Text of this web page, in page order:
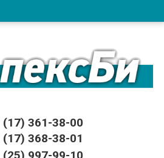
(17) 361-38-00
(17) 368-38-01
(25) 997-99-10